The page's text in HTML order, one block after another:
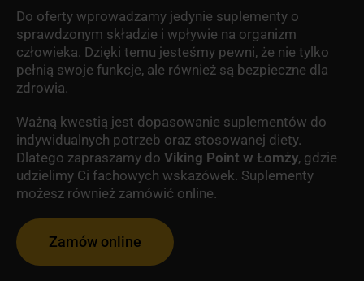
Do oferty wprowadzamy jedynie suplementy o
sprawdzonym składzie i wpływie na organizm
człowieka. Dzięki temu jesteśmy pewni, że nie tylko
pełnią swoje funkcje, ale również są bezpieczne dla
zdrowia.
Ważną kwestią jest dopasowanie suplementów do
indywidualnych potrzeb oraz stosowanej diety.
Dlatego zapraszamy do Viking Point w Łomży, gdzie
udzielimy Ci fachowych wskazówek. Suplementy
możesz również zamówić online.
Zamów online